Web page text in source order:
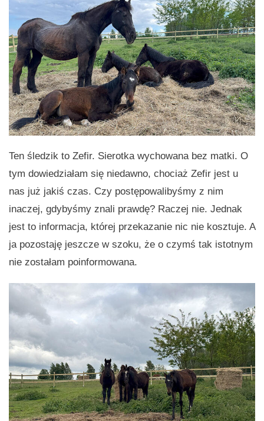
Ten śledzik to Zefir. Sierotka wychowana bez matki. O
tym dowiedziałam się niedawno, chociaż Zefir jest u
nas już jakiś czas. Czy postępowalibyśmy z nim
inaczej, gdybyśmy znali prawdę? Raczej nie. Jednak
jest to informacja, której przekazanie nic nie kosztuje. A
ja pozostaję jeszcze w szoku, że o czymś tak istotnym
nie zostałam poinformowana.